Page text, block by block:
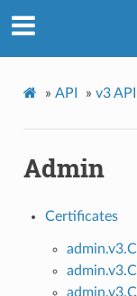
» API » v3
Admin
Certificates